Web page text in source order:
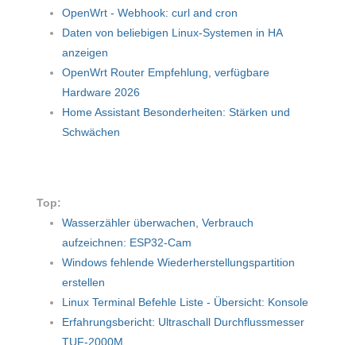
OpenWrt - Webhook: curl and cron
Daten von beliebigen Linux-Systemen in HA
anzeigen
OpenWrt Router Empfehlung, verfügbare
Hardware 2026
Home Assistant Besonderheiten: Stärken und
Schwächen
Top:
Wasserzähler überwachen, Verbrauch
aufzeichnen: ESP32-Cam
Windows fehlende Wiederherstellungspartition
erstellen
Linux Terminal Befehle Liste - Übersicht: Konsole
Erfahrungsbericht: Ultraschall Durchflussmesser
TUF-2000M